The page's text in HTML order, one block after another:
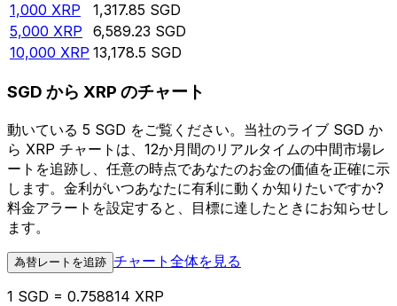
1,000 XRP 1,317.85 SGD
5,000 XRP 6,589.23 SGD
10,000 XRP 13,178.5 SGD
SGD から XRP のチャート
動いている 5 SGD をご覧ください。当社のライブ SGD か
ら XRP チャートは、12か月間のリアルタイムの中間市場レ
ートを追跡し、任意の時点であなたのお金の価値を正確に示
します。金利がいつあなたに有利に動くか知りたいですか?
料金アラートを設定すると、目標に達したときにお知らせし
ます。
為替レートを追跡 チャート全体を見る
1 SGD = 0.758814 XRP